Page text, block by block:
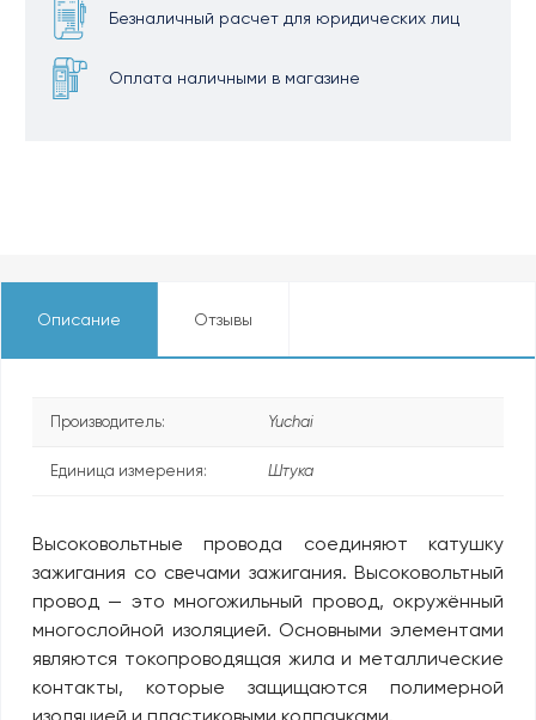
Безналичный расчет для юридических лиц
Оплата наличными в магазине
Описание Отзывы
Производитель: Yuchai
Единица измерения: Штука
Высоковольтные провода соединяют катушку
зажигания со свечами зажигания. Высоковольтный
провод — это многожильный провод, окружённый
многослойной изоляцией. Основными элементами
являются токопроводящая жила и металлические
контакты, которые защищаются полимерной